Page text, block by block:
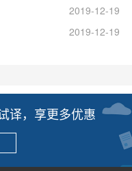
2019-12-19
2019-12-19
译，享更多优惠